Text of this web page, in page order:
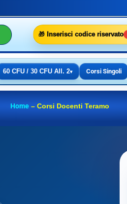
🎁 Inserisci codice riservato
60 CFU / 30 CFU All. 2▾ Corsi Singoli
Home– Corsi Docenti Teramo